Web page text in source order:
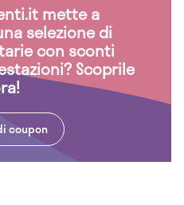
mette a
selezione di
con sconti
Scoprile
coupon